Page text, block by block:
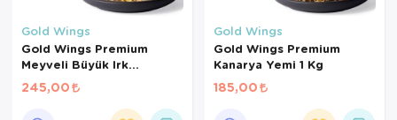
Gold Wings
Gold Wings Premium
Meyveli Büyük Irk
Papağan Yemi 1000 Gr
245,00
Gold Wings
Gold Wings Premium
Kanarya Yemi 1 Kg
185,00